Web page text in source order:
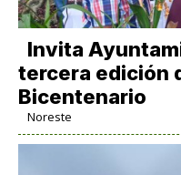
Invita
tercera edición
Bicentenario
Noreste